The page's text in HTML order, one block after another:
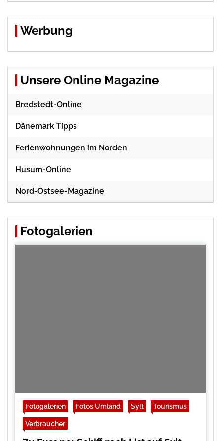
Werbung
Unsere Online Magazine
Bredstedt-Online
Dänemark Tipps
Ferienwohnungen im Norden
Husum-Online
Nord-Ostsee-Magazine
Fotogalerien
Fotogalerien Fotos Umland Sylt Tourismus
Verbraucher